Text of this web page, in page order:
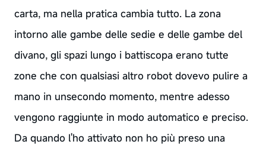
carta, ma nella pratica cambia tutto. La zona
intorno alle gambe delle sedie e delle gambe del
divano, gli spazi lungo i battiscopa erano tutte
zone che con qualsiasi altro robot dovevo pulire a
mano in unsecondo momento, mentre adesso
vengono raggiunte in modo automatico e preciso.
Da quando l'ho attivato non ho più preso una